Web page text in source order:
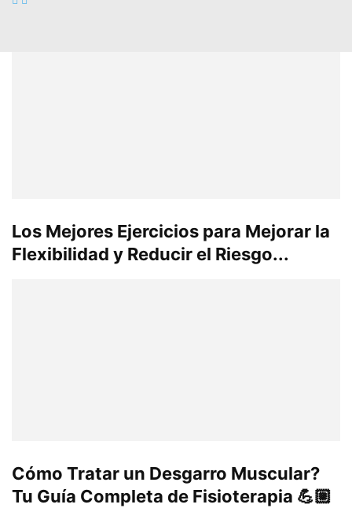
Los Mejores Ejercicios para Mejorar la
Flexibilidad y Reducir el Riesgo...
Cómo Tratar un Desgarro Muscular?
Tu Guía Completa de Fisioterapia 💪🏼